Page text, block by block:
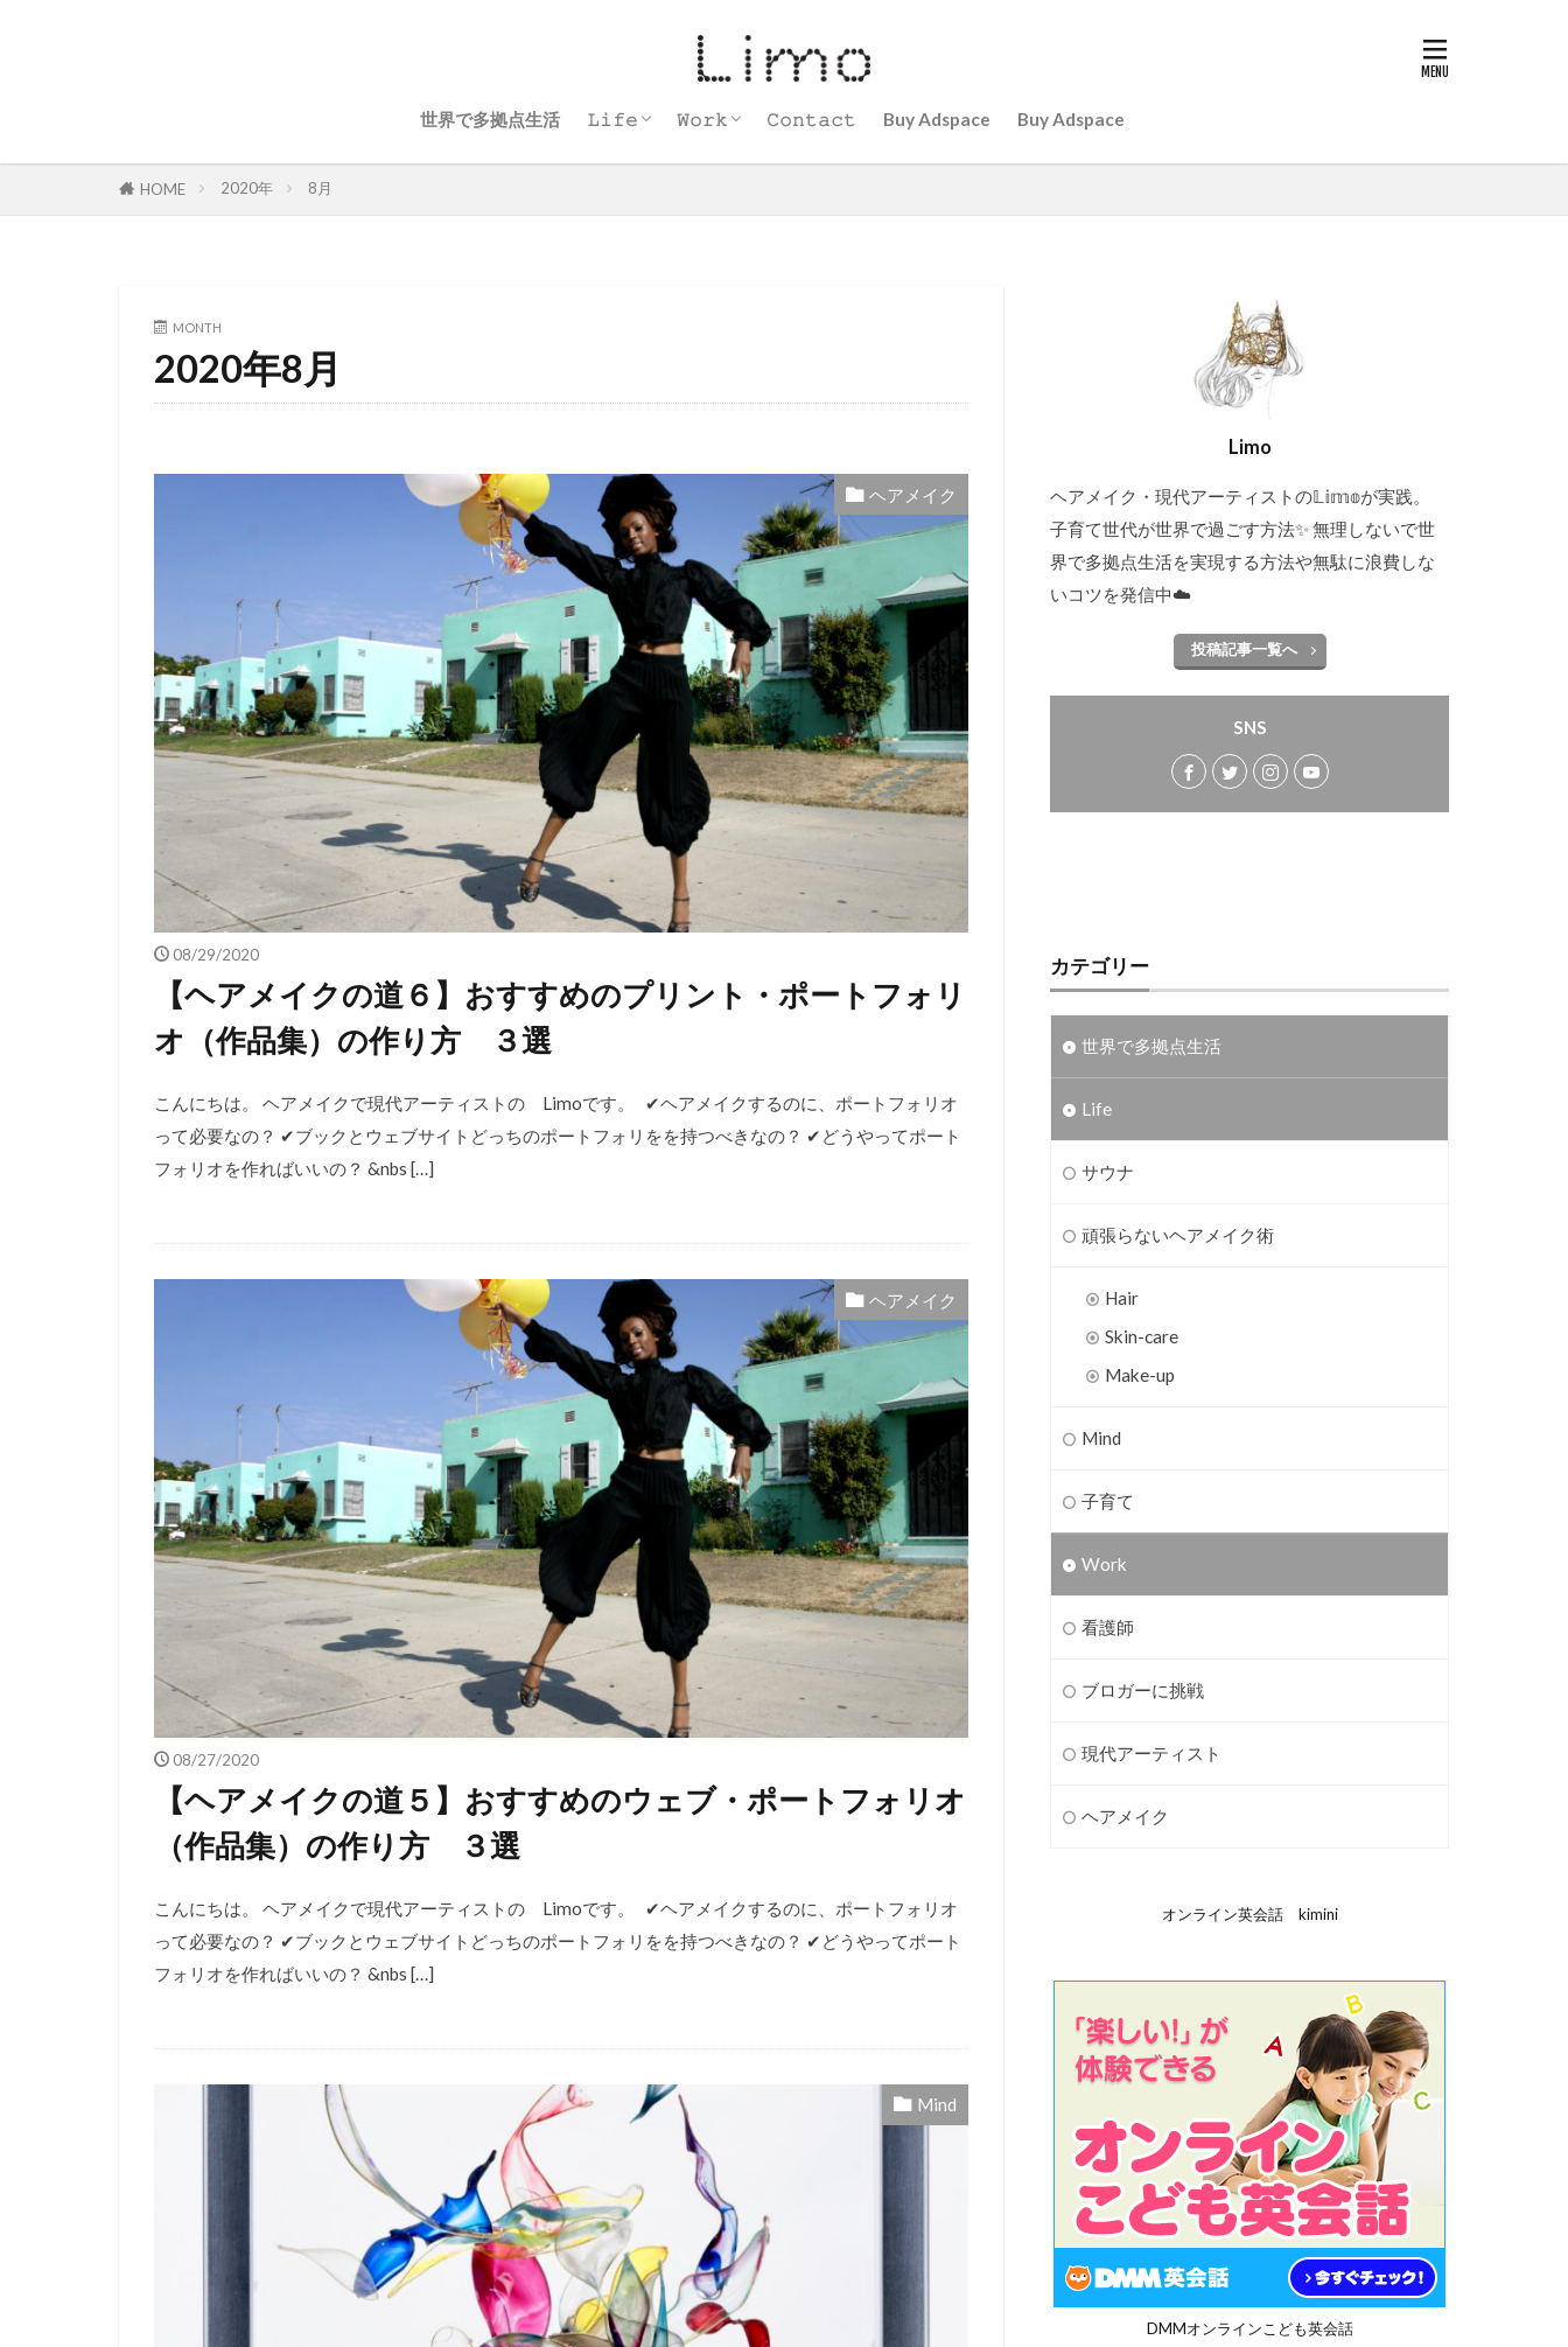
世界で多拠点生活 𝙻𝚒𝚏𝚎 𝚆𝚘𝚛𝚔 𝙲𝚘𝚗𝚝𝚊𝚌𝚝 Buy Adspace Buy Adspace
HOME 2020年 8月
MONTH
2020年8月
ヘアメイク
08/29/2020
【ヘアメイクの道６】おすすめのプリント・ポートフォリ
オ（作品集）の作り方 ３選
こんにちは。 ヘアメイクで現代アーティストの Limoです。 ✔︎ヘアメイクするのに、ポートフォリオ
って必要なの？ ✔︎ブックとウェブサイトどっちのポートフォリをを持つべきなの？ ✔︎どうやってポート
フォリオを作ればいいの？ &nbs […]
ヘアメイク
08/27/2020
【ヘアメイクの道５】おすすめのウェブ・ポートフォリオ
（作品集）の作り方 ３選
こんにちは。 ヘアメイクで現代アーティストの Limoです。 ✔︎ヘアメイクするのに、ポートフォリオ
って必要なの？ ✔︎ブックとウェブサイトどっちのポートフォリをを持つべきなの？ ✔︎どうやってポート
フォリオを作ればいいの？ &nbs […]
Mind
Limo
ヘアメイク・現代アーティストの𝕃𝕚𝕞𝕠が実践。
子育て世代が世界で過ごす方法✨ 無理しないで世
界で多拠点生活を実現する方法や無駄に浪費しな
いコツを発信中☁️
投稿記事一覧へ
SNS
カテゴリー
世界で多拠点生活
Life
サウナ
頑張らないヘアメイク術
Hair
Skin-care
Make-up
Mind
子育て
Work
看護師
ブロガーに挑戦
現代アーティスト
ヘアメイク
オンライン英会話 kimini
DMMオンラインこども英会話